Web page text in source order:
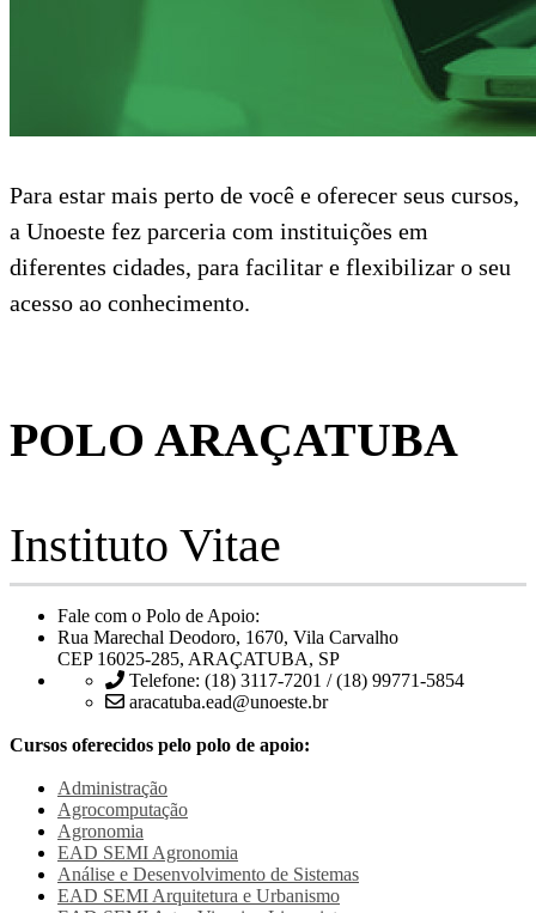
Para estar mais perto de você e oferecer seus cursos,
a Unoeste fez parceria com instituições em
diferentes cidades, para facilitar e flexibilizar o seu
acesso ao conhecimento.
POLO ARAÇATUBA
Instituto Vitae
Fale com o Polo de Apoio:
Rua Marechal Deodoro, 1670, Vila Carvalho
CEP 16025-285, ARAÇATUBA, SP
Telefone: (18) 3117-7201 / (18) 99771-5854
aracatuba.ead@unoeste.br
Cursos oferecidos pelo polo de apoio:
Administração
Agrocomputação
Agronomia
EAD SEMI Agronomia
Análise e Desenvolvimento de Sistemas
EAD SEMI Arquitetura e Urbanismo